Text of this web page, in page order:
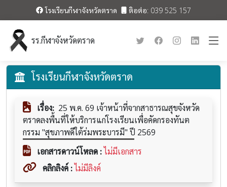
โรงเรียนกีฬาจังหวัดตราด ติอต่อ: 039 525 157
รร.กีฬาจังหวัดตราด
โรงเรียนกีฬาจังหวัดตราด
เรื่อง: 25 พ.ค. 69 เจ้าหน้าที่จากสาธารณสุขจังหวัด
ตราดลงพื้นที่ให้บริการแก่โรงเรียนเพื่อคัดกรองทันต
กรรม "สุขภาพดีใต้ร่มพระบารมี" ปี 2569
เอกสารดาวน์โหลด :ไม่มีเอกสาร
คลิกลิงค์ :ไม่มีลิงค์